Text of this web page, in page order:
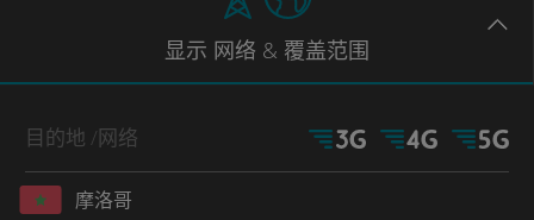
显示 网络 & 覆盖范围
目的地 /网络
摩洛哥